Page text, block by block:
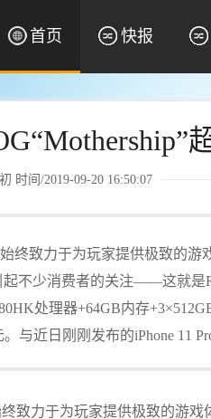
首页 快报
时间/2019-09-20 16:50:07
终致力于为玩家提供极致的游
起不少消费者的关注——这就是
处理器+64GB内存
与近日刚刚发布的iPhone 11
致力于为玩家提供极致的游戏